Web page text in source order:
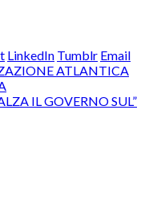
LinkedIn Tumblr Email
ATLANTICA
IL GOVERNO SUL”